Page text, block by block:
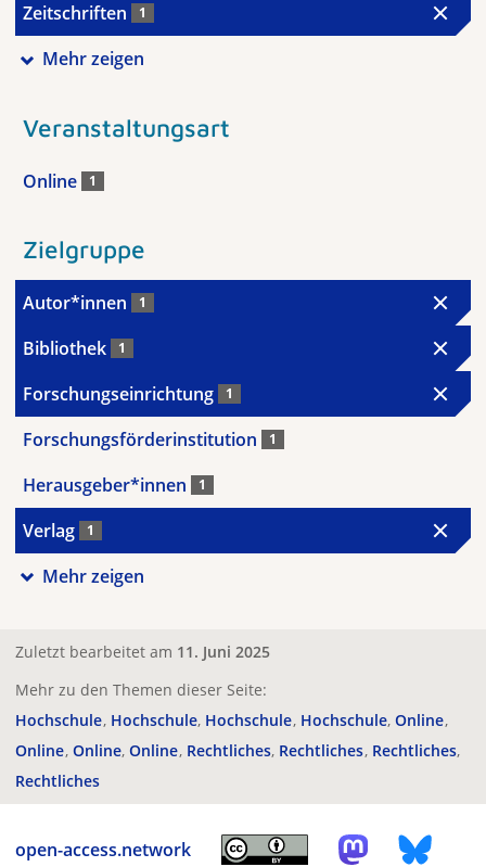
Zeitschriften 1
Mehr zeigen
Veranstaltungsart
Online 1
Zielgruppe
Autor*innen 1
Bibliothek 1
Forschungseinrichtung 1
Forschungsförderinstitution 1
Herausgeber*innen 1
Verlag 1
Mehr zeigen
Zuletzt bearbeitet am 11. Juni 2025
Mehr zu den Themen dieser Seite:
Hochschule Hochschule Hochschule Hochschule Online
Online Online Online Rechtliches Rechtliches Rechtliches
Rechtliches
open-access.network